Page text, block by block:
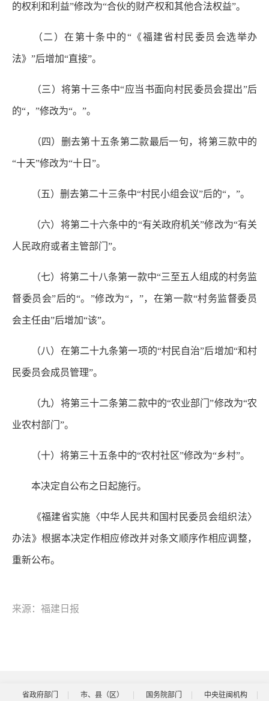
的权利和利益”修改为“合伙的财产权和其他合法权益”。
（二）在第十条中的“《福建省村民委员会选举办
法》”后增加“直接”。
（三）将第十三条中“应当书面向村民委员会提出”后
的“，”修改为“。”。
（四）删去第十五条第二款最后一句，将第三款中的
“十天”修改为“十日”。
（五）删去第二十三条中“村民小组会议”后的“，”。
（六）将第二十六条中的“有关政府机关”修改为“有关
人民政府或者主管部门”。
（七）将第二十八条第一款中“三至五人组成的村务监
督委员会”后的“。”修改为“，”，在第一款“村务监督委员
会主任由”后增加“该”。
（八）在第二十九条第一项的“村民自治”后增加“和村
民委员会成员管理”。
（九）将第三十二条第二款中的“农业部门”修改为“农
业农村部门”。
（十）将第三十五条中的“农村社区”修改为“乡村”。
本决定自公布之日起施行。
《福建省实施〈中华人民共和国村民委员会组织法〉
办法》根据本决定作相应修改并对条文顺序作相应调整，
重新公布。
来源：福建日报
省政府部门 市、县（区） 国务院部门 中央驻闽机构